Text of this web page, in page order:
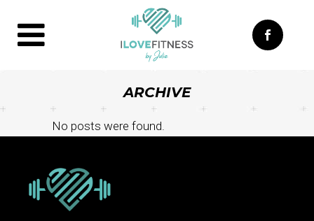
ARCHIVE
No posts were found.